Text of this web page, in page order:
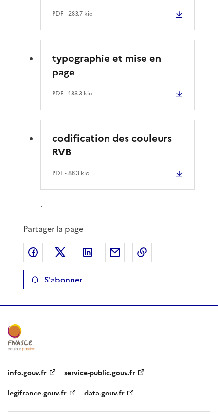
PDF- 283.7 kio
typographie et mise en
page
PDF- 183.3 kio
codification des couleurs
RVB
PDF- 86.3 kio
.
Partager la page
Partager sur Facebook
Partager sur XPartager sur LinkedIn
Partager par email
S'abonner
info.gouv.fr
service-public.gouv.fr
legifrance.gouv.fr
data.gouv.fr